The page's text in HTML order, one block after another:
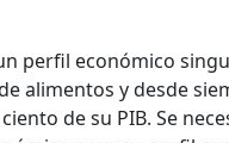
perfil económico
alimentos y desde
de su PIB. Se